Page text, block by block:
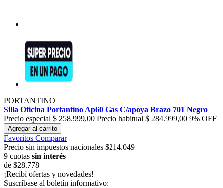
PORTANTINO
Silla Oficina Portantino Ap60 Gas C/apoya Brazo 701 Negro
Precio especial $ 258.999,00 Precio habitual $ 284.999,00 9% OFF
Agregar al carrito
Favoritos Comparar
Precio sin impuestos nacionales $214.049
9 cuotas sin interés
de $28.778
¡Recibí ofertas y novedades!
Suscríbase al boletín informativo: